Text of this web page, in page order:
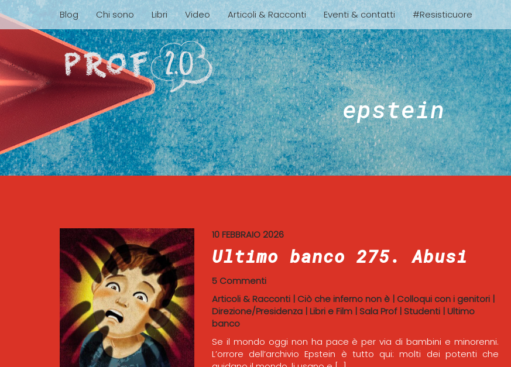
Blog Chi sono Libri Video Articoli & Racconti Eventi & contatti #Resisticuore
epstein
10 FEBBRAIO 2026
Ultimo banco 275. Abusi
5 Commenti
Articoli & Racconti| Ciò che inferno non è| Colloqui con i genitori|
Direzione/Presidenza| Libri e Film| Sala Prof| Studenti| Ultimo
banco
Se il mondo oggi non ha pace è per via di bambini e minorenni.
L’orrore dell’archivio Epstein è tutto qui: molti dei potenti che